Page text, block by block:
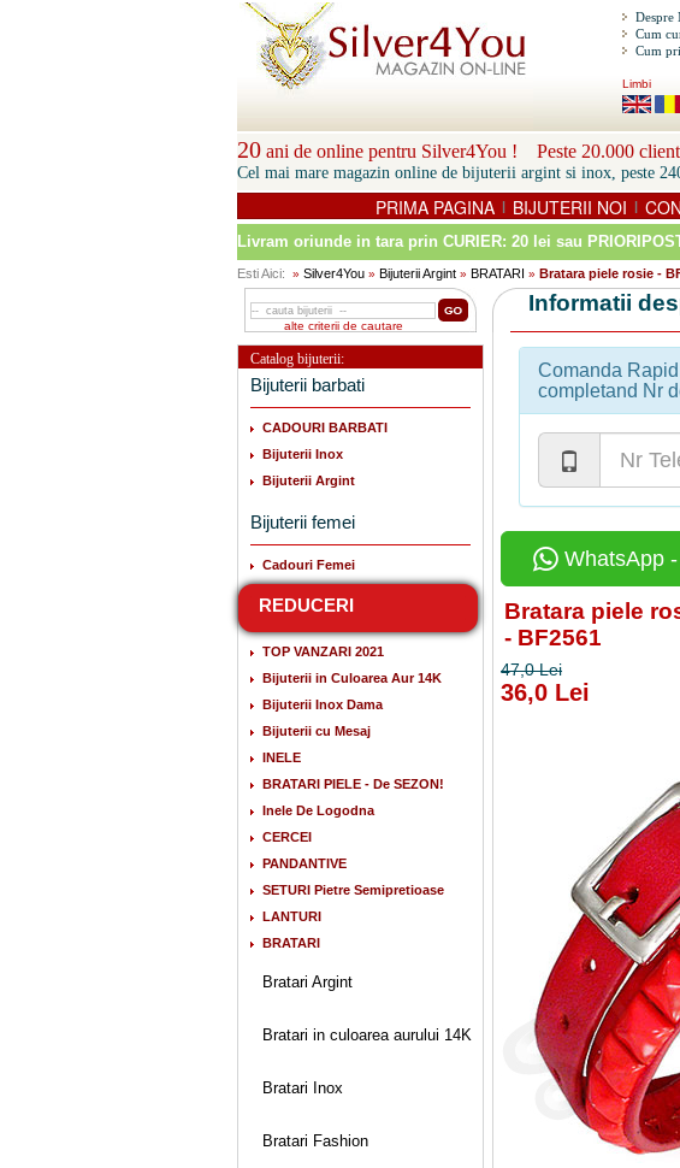
Despre
Cum
Cum
Limbi
20 ani de online pentru Silver4You ! Peste 20.000
Cel mai mare magazin online de bijuterii argint si inox, peste
PRIMA PAGINA | BIJUTERII NOI |
Livram oriunde in tara prin CURIER: 20 lei sau
Esti Aici: » Silver4You » Bijuterii Argint » BRATARI » Bratara piele rosie -
alte criterii de cautare
Catalog bijuterii:
Bijuterii barbati
CADOURI BARBATI
Bijuterii Inox
Bijuterii Argint
Bijuterii femei
Cadouri Femei
REDUCERI
TOP VANZARI 2021
Bijuterii in Culoarea Aur 14K
Bijuterii Inox Dama
Bijuterii cu Mesaj
INELE
BRATARI PIELE - De SEZON!
Inele De Logodna
CERCEI
PANDANTIVE
SETURI Pietre Semipretioase
LANTURI
BRATARI
Bratari Argint
Bratari in culoarea aurului 14K
Bratari Inox
Bratari Fashion
Informatii
Comanda
completand Nr
WhatsApp
Bratara piele
- BF2561
47,0 Lei
36,0 Lei